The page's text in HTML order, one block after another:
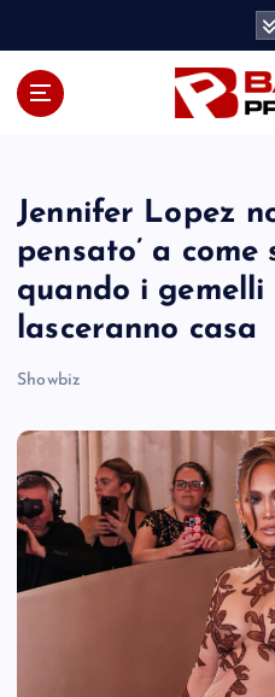
Jennifer Lopez
pensato’ a
quando i gemelli
lasceranno casa
Showbiz